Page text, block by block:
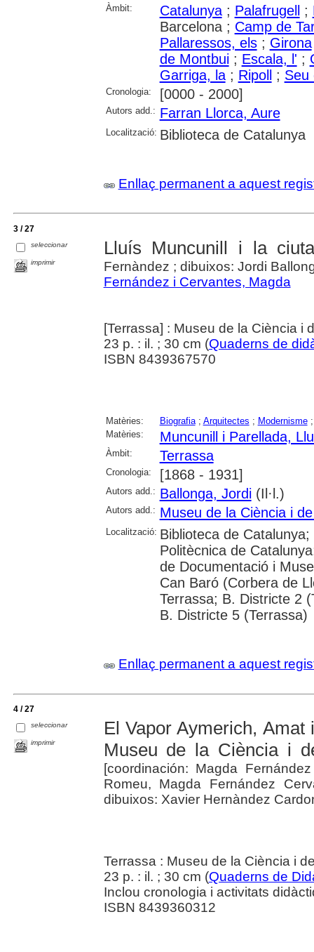
Àmbit: Catalunya; Palafrugell ;
Barcelona ; Camp de
Pallaressos, els; Girona
de Montbui; Escala, l' ;
Garriga, la; Ripoll ; Seu
Cronologia: [0000 - 2000]
Autors add.: Farran Llorca, Aure
Localització: Biblioteca de Catalunya
Enllaç permanent a aquest
3 / 27
seleccionar
imprimir
Lluís Muncunill i la
Fernàndez ; dibuixos: Jordi
Fernández i Cervantes, Magda
[Terrassa] : Museu de la Ciència i
23 p. : il. ; 30 cm (Quaderns de
ISBN 8439367570
Matèries: Biografia; Arquitectes ; Modernisme
Matèries:
Muncunill i Parellada,
Àmbit: Terrassa
Cronologia: [1868 - 1931]
Autors add.: Ballonga, Jordi(Il·l.)
Autors add.: Museu de la Ciència i
Localització: Biblioteca de
Politècnica de
de Documentació i
Can Baró (Corbera de
Terrassa; B. Districte 2
B. Districte 5 (Terrassa)
Enllaç permanent a aquest
4 / 27
seleccionar
imprimir
El Vapor Aymerich,
Museu de la Ciència i
[coordinación: Magda
Romeu, Magda Fernández
dibuixos: Xavier Hernàndez
Terrassa : Museu de la Ciència i
23 p. : il. ; 30 cm (Quaderns de
Inclou cronologia i activitats
ISBN 8439360312